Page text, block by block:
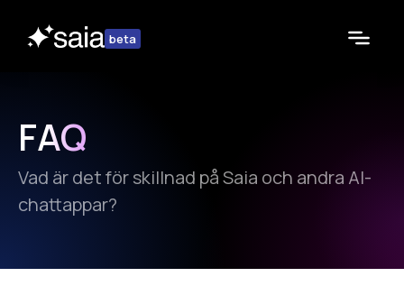
beta
FAQ
Vad är det för skillnad på Saia och andra AI-
chattappar?